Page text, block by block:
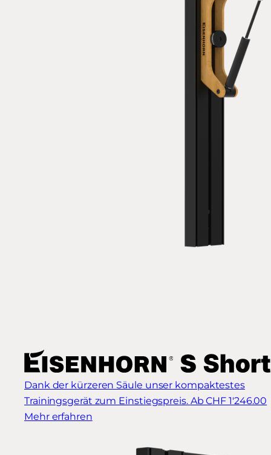
Dank der kürzeren Säule unser kompaktestes
Trainingsgerät zum Einstiegspreis. Ab CHF 1'246.00
Mehr erfahren